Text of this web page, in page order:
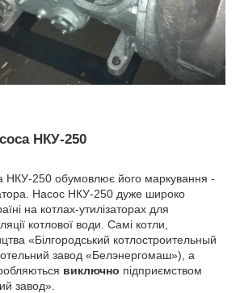
НКУ-250
НКУ-250 обумовлює його маркування -
Насос НКУ-250 дуже широко
на котлах-утилізаторах для
котлової води. Самі котли,
«Білгородський котлостроительный
завод «Белэнергомаш»), а
виключно підприємством
завод».